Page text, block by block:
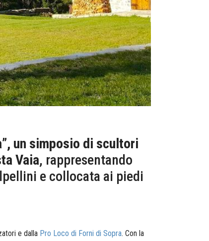
un simposio di scultori
Vaia, rappresentando
e collocata ai piedi
e dalla Pro Loco di Forni di Sopra. Con la